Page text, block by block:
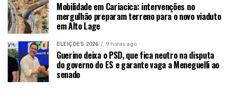
Mobilidade em Cariacica: intervenções no
mergulhão preparam terreno para o novo viaduto
em Alto Lage
ELEIÇÕES 2026 9 horas ago
Guerino deixa o PSD, que fica neutro na disputa
do governo do ES e garante vaga a Meneguelli ao
senado